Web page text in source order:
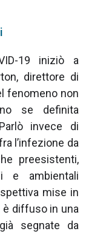
19 iniziò a
direttore di
fenomeno non
se definita
invece di
l’infezione da
preesistenti,
e ambientali
mise in
è diffuso in una
segnate da